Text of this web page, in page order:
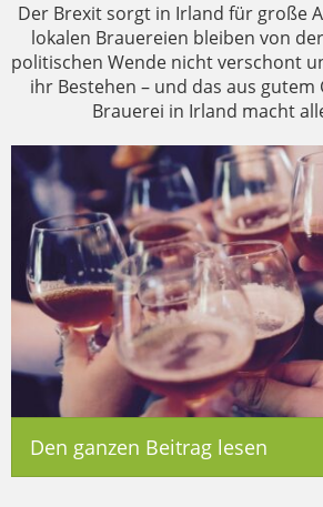
Der Brexit sorgt in Irland für große
lokalen Brauereien bleiben von
politischen Wende nicht verschont
ihr Bestehen – und das aus
Brauerei in Irland macht
Den ganzen Beitrag lesen